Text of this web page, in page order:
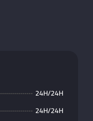
24H/24H
24H/24H